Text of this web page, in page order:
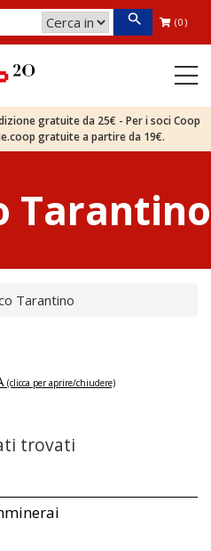
(0)
gratuite da 25€ - Per i soci Coop
gratuite a partire da 19€.
Tarantino
Tarantino
(clicca per aprire/chiudere)
trovati